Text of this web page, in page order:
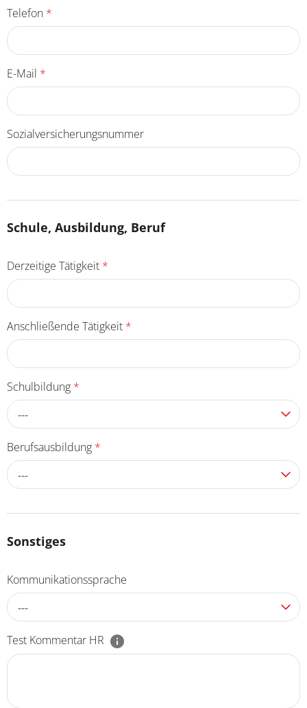
Telefon *
E-Mail *
Sozialversicherungsnummer
Schule, Ausbildung, Beruf
Derzeitige Tätigkeit *
Anschließende Tätigkeit *
Schulbildung *
---
Berufsausbildung *
---
Sonstiges
Kommunikationssprache
---
Test Kommentar HR